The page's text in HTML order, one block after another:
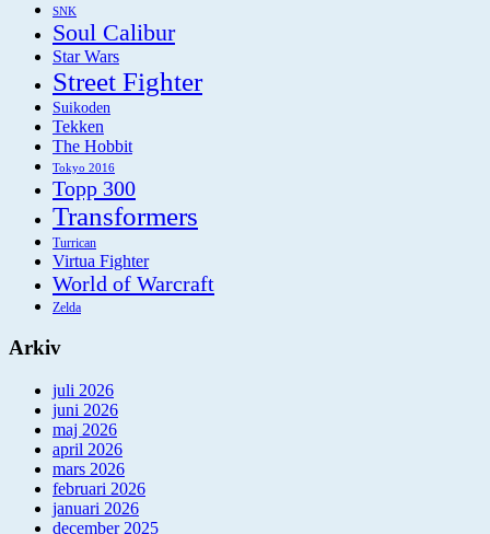
SNK
Soul Calibur
Star Wars
Street Fighter
Suikoden
Tekken
The Hobbit
Tokyo 2016
Topp 300
Transformers
Turrican
Virtua Fighter
World of Warcraft
Zelda
Arkiv
juli 2026
juni 2026
maj 2026
april 2026
mars 2026
februari 2026
januari 2026
december 2025